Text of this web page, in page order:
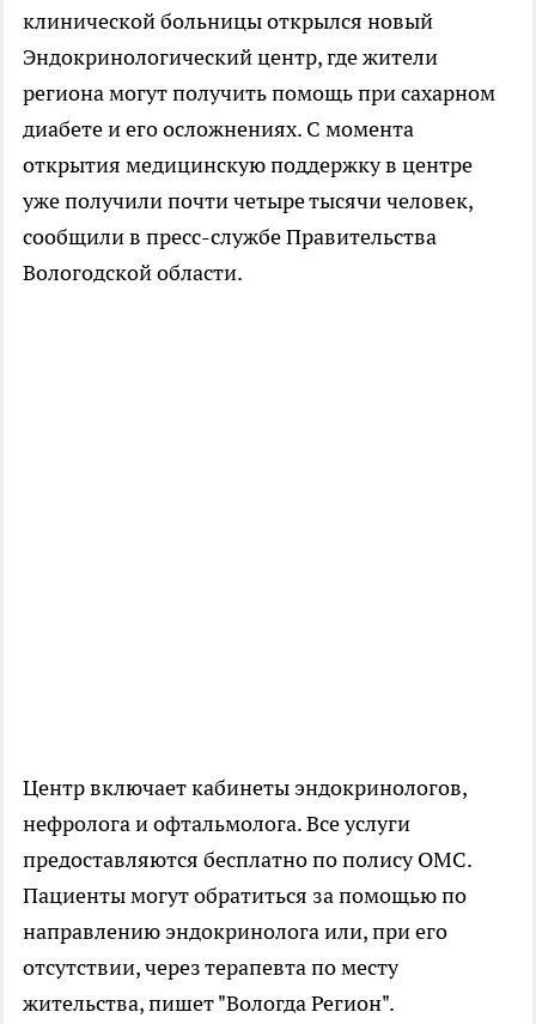
клинической больницы открылся новый
Эндокринологический центр, где жители
региона могут получить помощь при сахарном
диабете и его осложнениях. С момента
открытия медицинскую поддержку в центре
уже получили почти четыре тысячи человек,
сообщили в пресс-службе Правительства
Вологодской области.
Центр включает кабинеты эндокринологов,
нефролога и офтальмолога. Все услуги
предоставляются бесплатно по полису ОМС.
Пациенты могут обратиться за помощью по
направлению эндокринолога или, при его
отсутствии, через терапевта по месту
жительства, пишет "Вологда Регион".